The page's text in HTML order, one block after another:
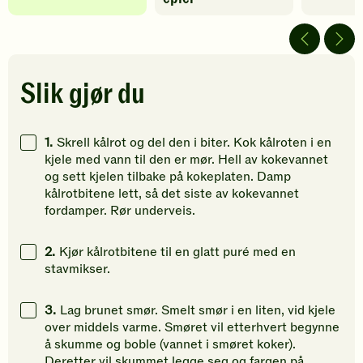
5
Klikk
for
gi
din
vurdering.
din
vurdering.
Bli
denne
Slik gjør du
1. Skrell kålrot og del den i biter. Kok kålroten i en
kjele med vann til den er mør. Hell av kokevannet
og sett kjelen tilbake på kokeplaten. Damp
kålrotbitene lett, så det siste av kokevannet
fordamper. Rør underveis.
2. Kjør kålrotbitene til en glatt puré med en
stavmikser.
3. Lag brunet smør. Smelt smør i en liten, vid kjele
over middels varme. Smøret vil etterhvert begynne
å skumme og boble (vannet i smøret koker).